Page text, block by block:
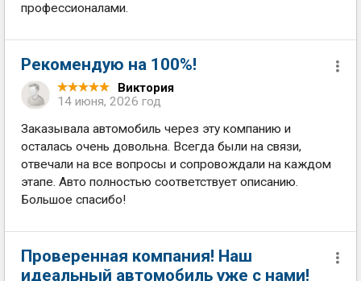
профессионалами.
Рекомендую на 100%!
Виктория
14 июня, 2026 год
Заказывала автомобиль через эту компанию и
осталась очень довольна. Всегда были на связи,
отвечали на все вопросы и сопровождали на каждом
этапе. Авто полностью соответствует описанию.
Большое спасибо!
Проверенная компания! Наш
идеальный автомобиль уже с нами!